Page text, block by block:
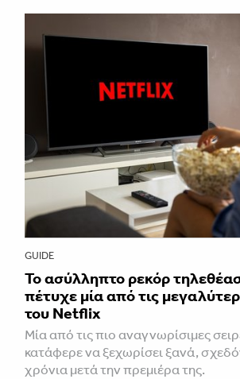
GUIDE
Το ασύλληπτο ρεκόρ
πέτυχε μία από τις
του Netflix
Μία από τις πιο αναγνωρίσιμες
κατάφερε να ξεχωρίσει ξανά,
χρόνια μετά την πρεμιέρα της.